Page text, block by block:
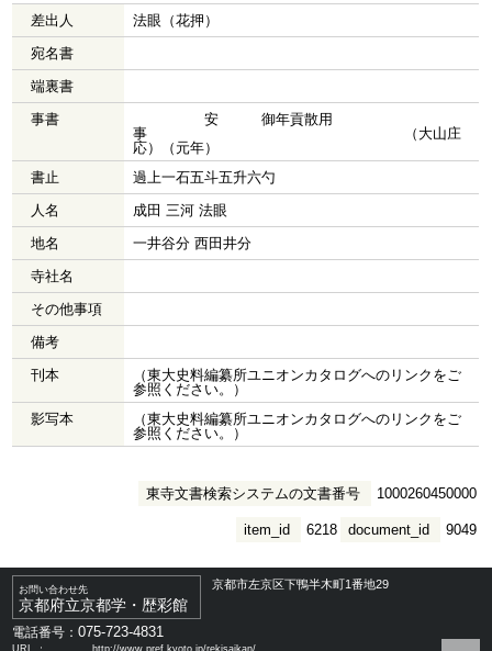
差出人
法眼（花押）
宛名書
端裏書
事書
安 御年貢散用
事 （大山庄
応）（元年）
書止
過上一石五斗五升六勺
人名
成田 三河 法眼
地名
一井谷分 西田井分
寺社名
その他事項
備考
刊本
（東大史料編纂所ユニオンカタログへのリンクをご
参照ください。）
影写本
（東大史料編纂所ユニオンカタログへのリンクをご
参照ください。）
東寺文書検索システムの文書番号 1000260450000
document_id 9049
item_id 6218
お問い合わせ先
京都府立京都学・歴彩館
京都市左京区下鴨半木町1番地29
電話番号：075-723-4831
URL ： http://www.pref.kyoto.jp/rekisaikan/